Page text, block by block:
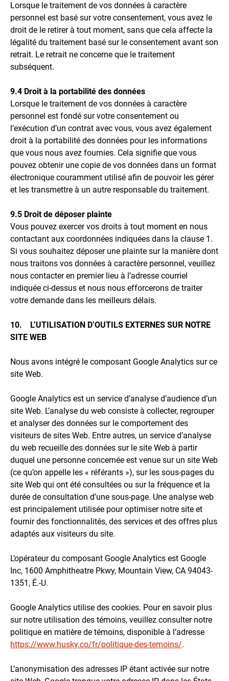
Lorsque le traitement de vos données à caractère
personnel est basé sur votre consentement, vous avez le
droit de le retirer à tout moment, sans que cela affecte la
légalité du traitement basé sur le consentement avant son
retrait. Le retrait ne concerne que le traitement
subséquent.
9.4 Droit à la portabilité des données
Lorsque le traitement de vos données à caractère
personnel est fondé sur votre consentement ou
l’exécution d’un contrat avec vous, vous avez également
droit à la portabilité des données pour les informations
que vous nous avez fournies. Cela signifie que vous
pouvez obtenir une copie de vos données dans un format
électronique couramment utilisé afin de pouvoir les gérer
et les transmettre à un autre responsable du traitement.
9.5 Droit de déposer plainte
Vous pouvez exercer vos droits à tout moment en nous
contactant aux coordonnées indiquées dans la clause 1.
Si vous souhaitez déposer une plainte sur la manière dont
nous traitons vos données à caractère personnel, veuillez
nous contacter en premier lieu à l’adresse courriel
indiquée ci-dessus et nous nous efforcerons de traiter
votre demande dans les meilleurs délais.
10. L’UTILISATION D’OUTILS EXTERNES SUR NOTRE
SITE WEB
Nous avons intégré le composant Google Analytics sur ce
site Web.
Google Analytics est un service d’analyse d’audience d’un
site Web. L’analyse du web consiste à collecter, regrouper
et analyser des données sur le comportement des
visiteurs de sites Web. Entre autres, un service d’analyse
du web recueille des données sur le site Web à partir
duquel une personne concernée est venue sur un site Web
(ce qu’on appelle les « référants »), sur les sous-pages du
site Web qui ont été consultées ou sur la fréquence et la
durée de consultation d’une sous-page. Une analyse web
est principalement utilisée pour optimiser notre site et
fournir des fonctionnalités, des services et des offres plus
adaptés aux visiteurs du site.
L’opérateur du composant Google Analytics est Google
Inc, 1600 Amphitheatre Pkwy, Mountain View, CA 94043-
1351, É.-U.
Google Analytics utilise des cookies. Pour en savoir plus
sur notre utilisation des témoins, veuillez consulter notre
politique en matière de témoins, disponible à l’adresse
https://www.husky.co/fr/politique-des-temoins/.
L’anonymisation des adresses IP étant activée sur notre